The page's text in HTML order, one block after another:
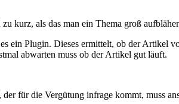
kurz, als das man ein Thema groß
ein Plugin. Dieses ermittelt, ob der Artikel
abwarten muss ob der Artikel gut läuft.
für die Vergütung infrage kommt, muss